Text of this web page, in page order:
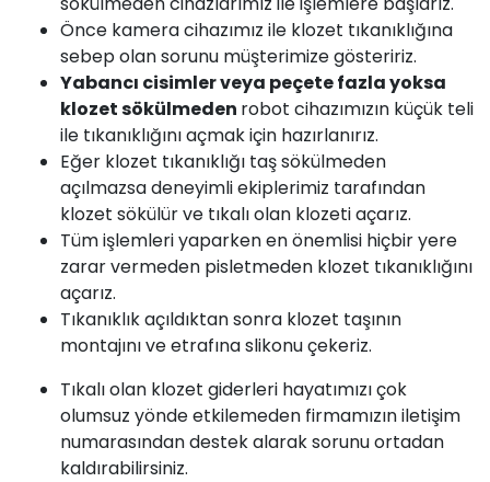
Önce kamera cihazımız ile klozet tıkanıklığına
sebep olan sorunu müşterimize gösteririz.
Yabancı cisimler veya peçete fazla yoksa
klozet sökülmeden robot cihazımızın küçük teli
ile tıkanıklığını açmak için hazırlanırız.
Eğer klozet tıkanıklığı taş sökülmeden
açılmazsa deneyimli ekiplerimiz tarafından
klozet sökülür ve tıkalı olan klozeti açarız.
Tüm işlemleri yaparken en önemlisi hiçbir yere
zarar vermeden pisletmeden klozet tıkanıklığını
açarız.
Tıkanıklık açıldıktan sonra klozet taşının
montajını ve etrafına slikonu çekeriz.
Tıkalı olan klozet giderleri hayatımızı çok
olumsuz yönde etkilemeden firmamızın iletişim
numarasından destek alarak sorunu ortadan
kaldırabilirsiniz.